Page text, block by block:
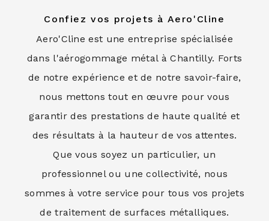
Confiez vos projets à Aero'Cline
Aero'Cline est une entreprise spécialisée
dans l'aérogommage métal à Chantilly. Forts
de notre expérience et de notre savoir-faire,
nous mettons tout en œuvre pour vous
garantir des prestations de haute qualité et
des résultats à la hauteur de vos attentes.
Que vous soyez un particulier, un
professionnel ou une collectivité, nous
sommes à votre service pour tous vos projets
de traitement de surfaces métalliques.